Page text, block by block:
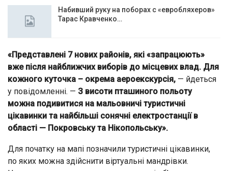
Набивший руку на поборах с «евробляхеров»
Тарас Кравченко…
«Представлені 7 нових районів, які «запрацюють»
вже після найближчих виборів до місцевих влад. Для
кожного куточка – окрема аероекскурсія, — йдеться
у повідомленні. — З висоти пташиного польоту
можна подивитися на мальовничі туристичні
цікавинки та найбільші сонячні електростанції в
області — Покровську та Нікопольську».
Для початку на мапі позначили туристичні цікавинки,
по яких можна здійснити віртуальні мандрівки.